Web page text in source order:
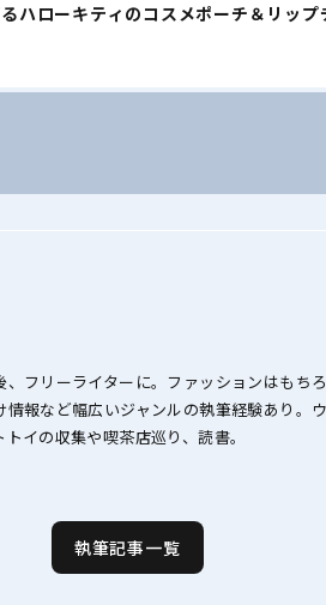
ハローキティのコスメポーチ＆リップ
フリーライターに。ファッションはもち
情報など幅広いジャンルの執筆経験あり。
イの収集や喫茶店巡り、読書。
執筆記事一覧